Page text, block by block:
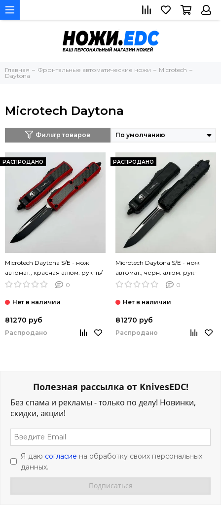
Главная Фронтальные автоматические ножи
Microtech
Daytona
Microtech Daytona
Фильтр товаров
РАСПРОДАНО
Microtech Daytona S/E - нож
автомат., красная алюм. рук-ть/
карбон, черн. клинок
0
81270 руб
Распродано
РАСПРОДАНО
Microtech Daytona S/E - нож
автомат., черн. алюм. рук-
ть/Bubbles Inlay, черн. клинок
0
81270 руб
Распродано
Полезная рассылка от KnivesEDC!
Без спама и рекламы - только по делу! Новинки,
скидки, акции!
Я даю согласие на обработку своих персональных
данных.